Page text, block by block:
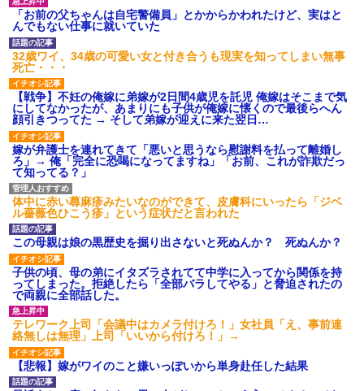
私「初めて飲む味だけどなん
のお茶？」彼「ちっ！」私「」
【GIF】JSのカンチョーワロ
タ
後続車にクラクションを鳴ら
され彼氏が逆切れ。「何クラク
ション鳴らしてんだ！降りてこ
いよ！」と怒鳴りだし...
【衝撃】報酬100万円超の治験
募集がこちらｗｗｗｗｗ(※画像
あり)
【ネット騒然】惨殺されたタ
ワマン頂き女子のこの動画、す
げえええええｗｗｗｗｗｗｗｗ
ｗｗｗ
【愕然】白のクラウン俺氏、
高速道路左車線を制限速度で走
った結果wwwwwwwwwwww
百年の恋12-899 食べた量を
張り合ってくる
【悲報】佐藤輝明・・・２軍
でも盛大にやらかす←あまり悲
しませないでくれ
「お前の父ちゃんは自宅警備員」とかからかわれたけど、実はと
んでもない仕事に就いていた
32歳ワイ、34歳の可愛い女と付き合うも現実を知ってしまい無事
死亡・・・
【戦争】不妊の俺嫁に弟嫁が2日間4歳児を託児 俺嫁はそこまで気
にしてなかったが、あまりにも子供が俺嫁に懐くので最後らへん
顔引きつってた → そして弟嫁が迎えに来た翌日…
嫁が弁護士を連れてきて「悪いと思うなら慰謝料を払って離婚し
ろ」→ 俺「完全に恐喝になってますね」「お前、これが詐欺だっ
て知ってる？」
体中に赤い蕁麻疹みたいなのができて、皮膚科にいったら「ジベ
ル薔薇色ひこう疹」という症状だと言われた
この母親は娘の黒歴史を掘り出さないと死ぬんか？ 死ぬんか？
子供の頃、母の弟にイタズラされてて中学に入ってから関係を持
ってしまった。拒絶したら「全部バラしてやる」と脅迫されたの
で両親に全部話した。
テレワーク上司「会議中はカメラ付けろ！」女社員「え、事前連
絡無しは無理」上司「いいから付けろ！」→
【悲報】嫁がワイのこと嫌いっぽいから単身赴任した結果